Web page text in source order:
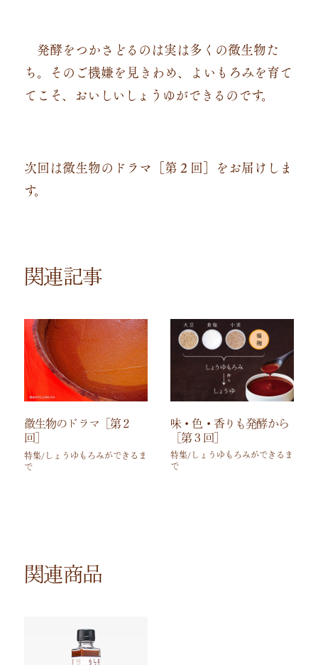
発酵をつかさどるのは実は多くの微生物た
ち。そのご機嫌を見きわめ、よいもろみを育て
てこそ、おいしいしょうゆができるのです。
次回は微生物のドラマ［第２回］をお届けしま
す。
関連記事
微生物のドラマ［第２
回］
特集/しょうゆもろみができるま
で
味・色・香りも発酵から
［第３回］
特集/しょうゆもろみができるま
で
関連商品